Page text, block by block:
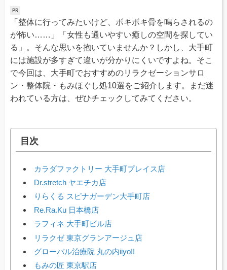
「整体に行ってみたいけど、ボキボキ骨を鳴らされるの
が怖い……」「女性も通いやすい癒しの空間を探してい
る」。そんな思いを抱いていませんか？しかし、大手町
には施設が多すぎて違いが分かりにくいですよね。そこ
で今回は、大手町でおすすめのリラクゼーションサロ
ン・整体院・もみほぐし処10選をご紹介します。まだ迷
われている方は、ぜひチェックしてみてください。
目次
カラダファクトリー 大手町プレイス店
Dr.stretch ヤエチカ店
りらくる スピナガーデン大手町店
Re.Ra.Ku 日本橋店
ラフィネ 大手町ビル店
リラクゼ 東京グランアージュ店
グローバル治療院 丸の内iiyo!!
もみの匠 東京駅店